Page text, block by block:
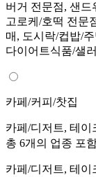
버거 전문점, 샌
고로케/호떡 전문
매, 도시락/컵밥/
다이어트식품/샐
카페/커피/찻집
카페/디저트, 테이
총 6개의 업종 포
카페/디저트, 테